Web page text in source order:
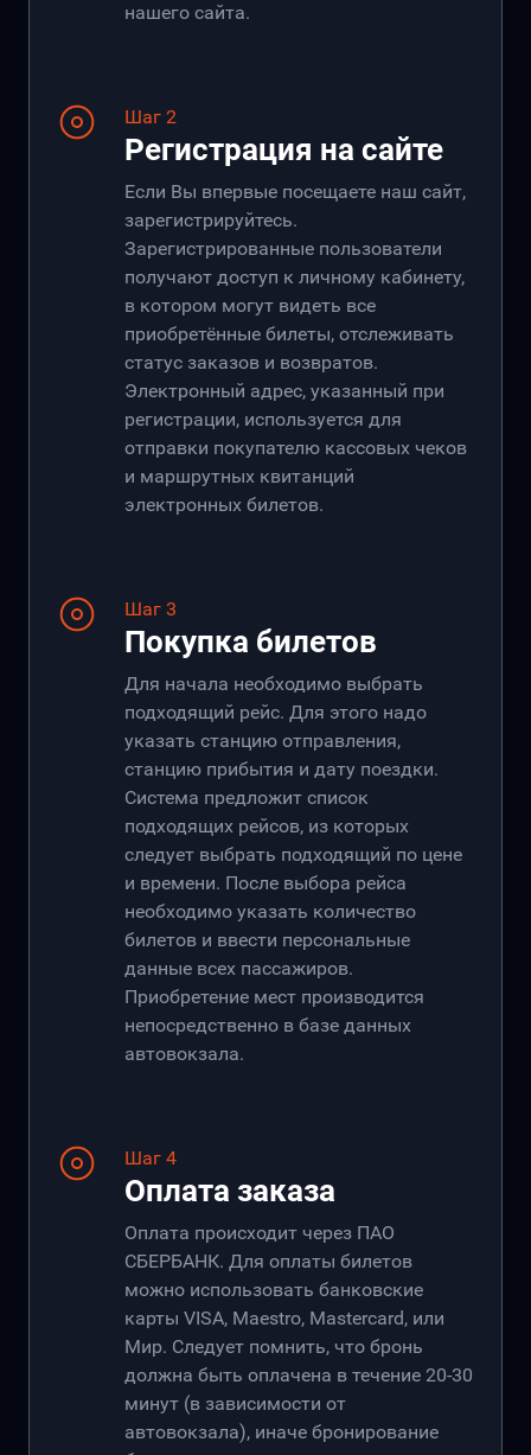
нашего сайта.
Шаг 2
Регистрация на сайте
Если Вы впервые посещаете наш сайт,
зарегистрируйтесь.
Зарегистрированные пользователи
получают доступ к личному кабинету,
в котором могут видеть все
приобретённые билеты, отслеживать
статус заказов и возвратов.
Электронный адрес, указанный при
регистрации, используется для
отправки покупателю кассовых чеков
и маршрутных квитанций
электронных билетов.
Шаг 3
Покупка билетов
Для начала необходимо выбрать
подходящий рейс. Для этого надо
указать станцию отправления,
станцию прибытия и дату поездки.
Система предложит список
подходящих рейсов, из которых
следует выбрать подходящий по цене
и времени. После выбора рейса
необходимо указать количество
билетов и ввести персональные
данные всех пассажиров.
Приобретение мест производится
непосредственно в базе данных
автовокзала.
Шаг 4
Оплата заказа
Оплата происходит через ПАО
СБЕРБАНК. Для оплаты билетов
можно использовать банковские
карты VISA, Maestro, Mastercard, или
Мир. Следует помнить, что бронь
должна быть оплачена в течение 20-30
минут (в зависимости от
автовокзала), иначе бронирование